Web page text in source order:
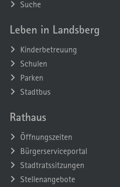
Suche
Leben in Landsberg
Kinderbetreuung
Schulen
Parken
Stadtbus
Rathaus
Öffnungszeiten
Bürgerserviceportal
Stadtratssitzungen
Stellenangebote